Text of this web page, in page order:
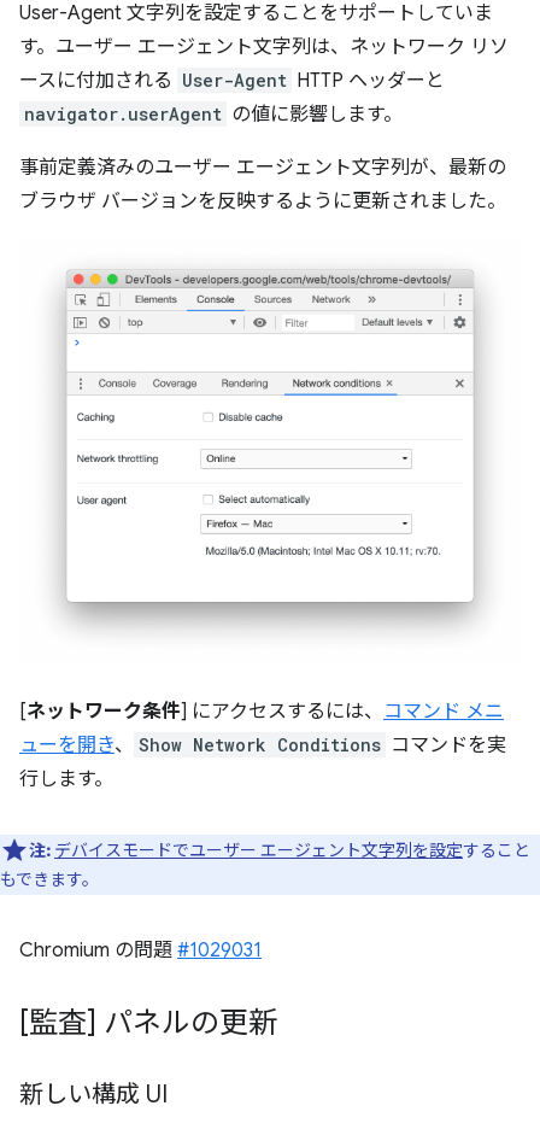
User-Agent 文字列を設定することをサポートしていま
す。ユーザー エージェント文字列は、ネットワーク リソ
ースに付加される User-Agent HTTP ヘッダーと
navigator.userAgent の値に影響します。
事前定義済みのユーザー エージェント文字列が、最新の
ブラウザ バージョンを反映するように更新されました。
[ネットワーク条件] にアクセスするには、 コマンド メニ
ューを開き、 Show Network Conditions コマンドを実
行します。
注: デバイスモードでユーザー エージェント文字列を設定すること
もできます。
Chromium の問題 #1029031
[監査] パネルの更新
新しい構成 UI